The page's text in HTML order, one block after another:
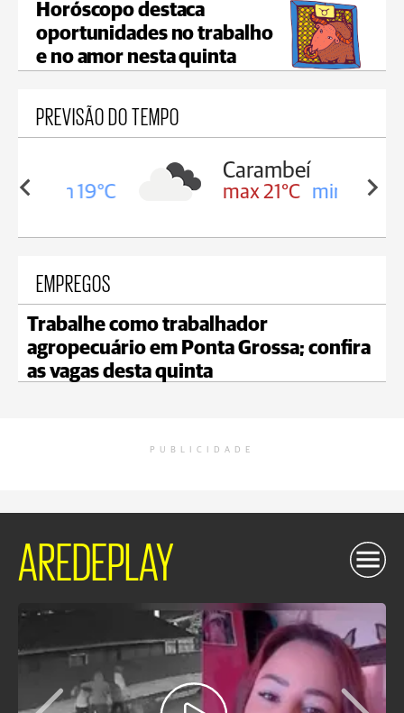
Horóscopo destaca
oportunidades no trabalho
e no amor nesta quinta
PREVISÃO DO TEMPO
19°C
Carambeí
max 21°C min 18°C
EMPREGOS
Trabalhe como trabalhador
agropecuário em Ponta Grossa; confira
as vagas desta quinta
PUBLICIDADE
AREDEPLAY